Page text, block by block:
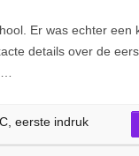
Er was echter een
details over de
eerste indruk